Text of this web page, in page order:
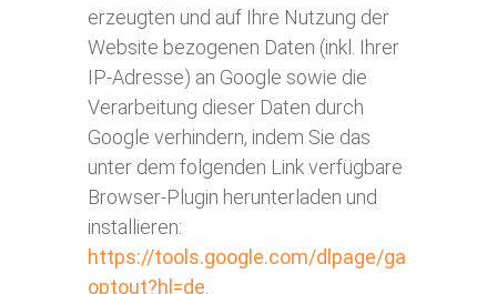
erzeugten und auf Ihre Nutzung der
Website bezogenen Daten (inkl. Ihrer
IP-Adresse) an Google sowie die
Verarbeitung dieser Daten durch
Google verhindern, indem Sie das
unter dem folgenden Link verfügbare
Browser-Plugin herunterladen und
installieren:
https://tools.google.com/dlpage/ga
optout?hl=de